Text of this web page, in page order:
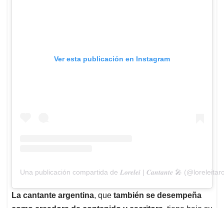
Ver esta publicación en Instagram
Una publicación compartida de 𝑳𝒐𝒓𝒆𝒍𝒆𝒊 | 𝑪𝒂𝒏𝒕𝒂𝒏𝒕𝒆 🎤
La cantante argentina, que también se desempeña